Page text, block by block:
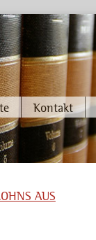
Kontakt
AUS